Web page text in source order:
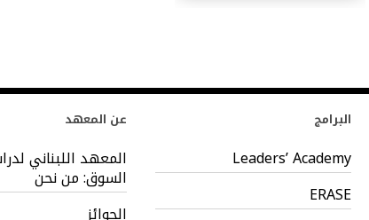
البرامج
Leaders’ Academy
ERASE
عن المعهد
المعهد اللبناني
السوق: من نحن
الجوائز